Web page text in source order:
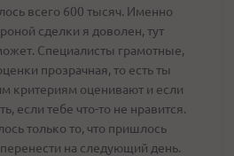
всего 600 тысяч. Именно
сделки я доволен, тут
Специалисты грамотные,
прозрачная, то есть ты
критериям оценивают и если
если тебе что-то не нравится.
только то, что пришлось
на следующий день.